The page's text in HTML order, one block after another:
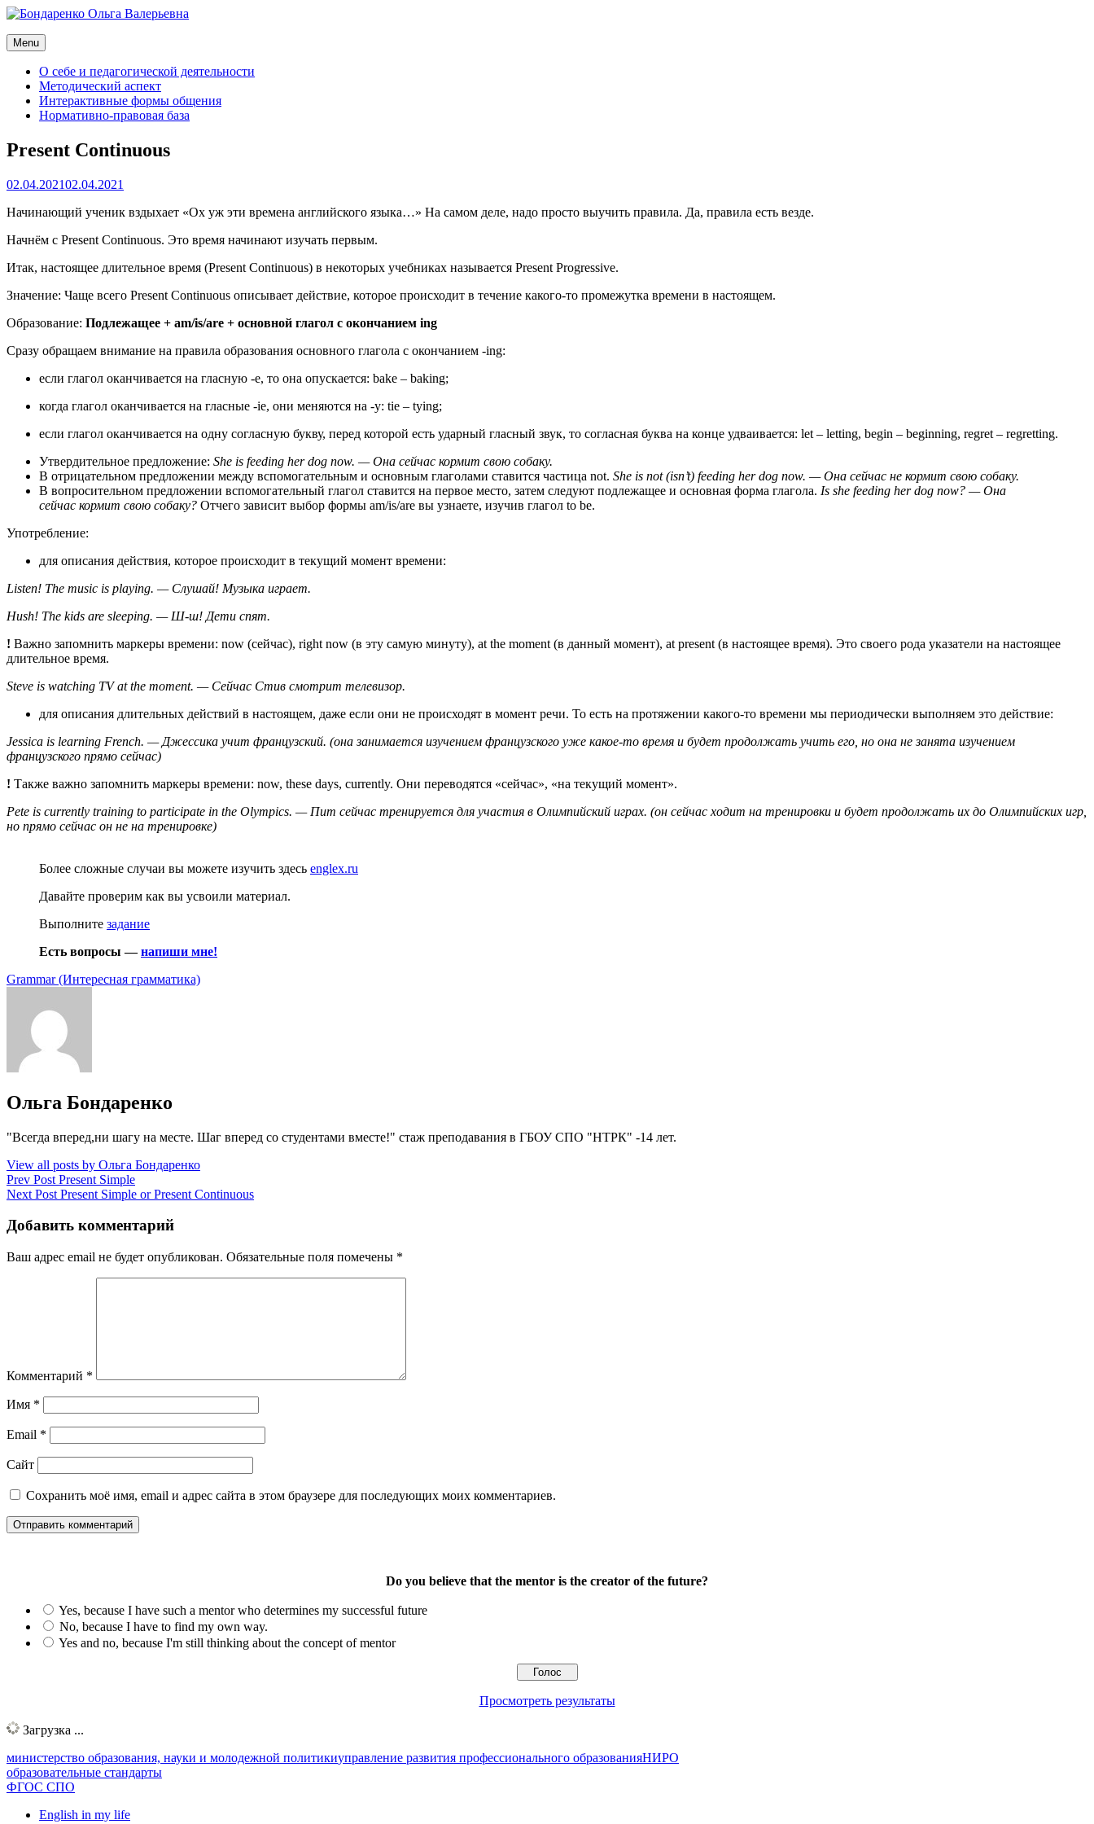
Skip
content
Бондаренко Ольга Валерьевна
Сайт преподавателя иностранного языка (английского)
Menu
О себе и педагогической деятельности
Методический аспект
Интерактивные формы общения
Нормативно-правовая база
Present Continuous
Posted
02.04.202102.04.2021
Начинающий ученик вздыхает «Ох уж эти времена английского языка…» На самом деле, надо просто выучить правила. Да, правила есть везде.
Начнём с Present Continuous. Это время начинают изучать первым.
Итак, настоящее длительное время (Present Continuous) в некоторых учебниках называется Present Progressive.
Значение: Чаще всего Present Continuous описывает действие, которое происходит в течение какого-то промежутка времени в настоящем.
Образование: Подлежащее + am/is/are + основной глагол с окончанием ing
Сразу обращаем внимание на правила образования основного глагола с окончанием -ing:
если глагол оканчивается на гласную -e, то она опускается: bake – baking;
когда глагол оканчивается на гласные -ie, они меняются на -y: tie – tying;
если глагол оканчивается на одну согласную букву, перед которой есть ударный гласный звук, то согласная буква на конце удваивается: let – letting, begin – beginning, regret – regretting.
Утвердительное предложение: She is feeding her dog now. — Она сейчас кормит свою собаку.
В отрицательном предложении между вспомогательным и основным глаголами ставится частица not. She is not (isn’t) feeding her dog now. — Она сейчас не кормит свою собаку.
В вопросительном предложении вспомогательный глагол ставится на первое место, затем следуют подлежащее и основная форма глагола. Is she feeding her dog now? — Она
сейчас кормит свою собаку? Отчего зависит выбор формы am/is/are вы узнаете, изучив глагол to be.
Употребление:
для описания действия, которое происходит в текущий момент времени:
Listen! The music is playing. — Слушай! Музыка играет.
Hush! The kids are sleeping. — Ш-ш! Дети спят.
! Важно запомнить маркеры времени: now (сейчас), right now (в эту самую минуту), at the moment (в данный момент), at present (в настоящее время). Это своего рода указатели на настоящее
длительное время.
Steve is watching TV at the moment. — Сейчас Стив смотрит телевизор.
для описания длительных действий в настоящем, даже если они не происходят в момент речи. То есть на протяжении какого-то времени мы периодически выполняем это действие:
Jessica is learning French. — Джессика учит французский. (она занимается изучением французского уже какое-то время и будет продолжать учить его, но она не занята изучением
французского прямо сейчас)
! Также важно запомнить маркеры времени: now, these days, currently. Они переводятся «сейчас», «на текущий момент».
Pete is currently training to participate in the Olympics. — Пит сейчас тренируется для участия в Олимпийский играх. (он сейчас ходит на тренировки и будет продолжать их до Олимпийских игр,
но прямо сейчас он не на тренировке)
Более сложные случаи вы можете изучить здесь englex.ru
Давайте проверим как вы усвоили материал.
Выполните задание
Есть вопросы —напиши мне!
Categories
Grammar (Интересная грамматика)
Author:
Ольга Бондаренко
"Всегда вперед,ни шагу на месте. Шаг вперед со студентами вместе!" стаж преподавания в ГБОУ СПО "НТРК" -14 лет.
View all posts by Ольга Бондаренко
Навигация
по
записям
Previous
Post
Prev Post Present Simple
Next
Next Post Present Simple or Present Continuous
Добавить комментарий
Ваш адрес email не будет опубликован. Обязательные поля помечены *
Комментарий *
Имя *
Email *
Сайт
Сохранить моё имя, email и адрес сайта в этом браузере для последующих моих комментариев.
Do you believe that the mentor is the creator of the future?
Yes, because I have such a mentor who determines my successful future
No, because I have to find my own way.
Yes and no, because I'm still thinking about the concept of mentor
Просмотреть результаты
Загрузка ...
министерство образования, науки и молодежной политикиуправление развития профессионального образованияНИРО
образовательные стандарты
ФГОС СПО
English in my life